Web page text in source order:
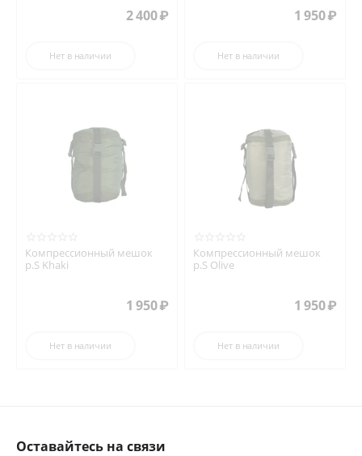
2 400₽
Нет в наличии
1 950₽
Нет в наличии
Компрессионный мешок
р.S Khaki
1 950₽
Нет в наличии
Компрессионный мешок
р.S Olive
1 950₽
Нет в наличии
Оставайтесь на связи